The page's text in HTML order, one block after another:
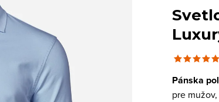
Pánska
pre